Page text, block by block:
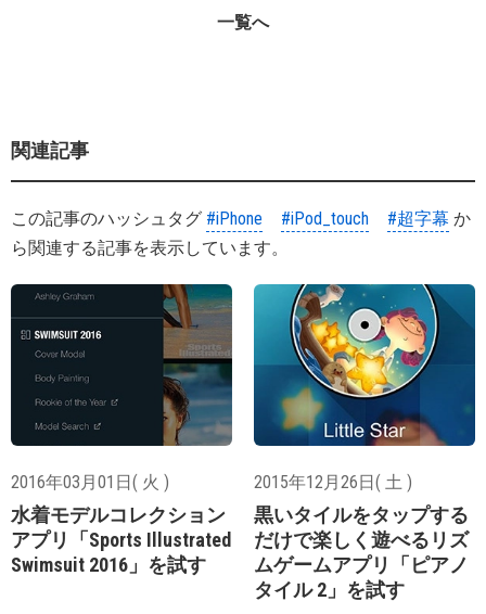
一覧へ
関連記事
この記事のハッシュタグ #iPhone #iPod_touch #超字幕 か
ら関連する記事を表示しています。
2016年03月01日( 火 )
水着モデルコレクション
アプリ「Sports Illustrated
Swimsuit 2016」を試す
2015年12月26日( 土 )
黒いタイルをタップする
だけで楽しく遊べるリズ
ムゲームアプリ「ピアノ
タイル 2」を試す